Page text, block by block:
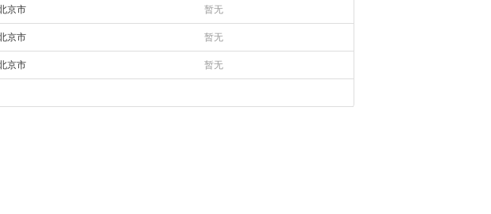
京市 暂无
京市 暂无
京市 暂无